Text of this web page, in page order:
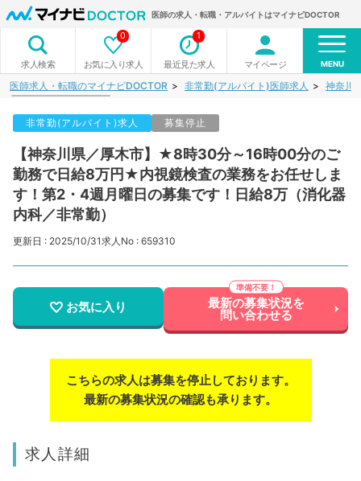
医師の求人・転職・アルバイトはマイナビDOCTOR
求人検索 お気に入り求人
0
最近見た求人
1
マイページ MENU
医師求人・転職のマイナビDOCTOR 非常勤(アルバイト)医師求人 神奈川
非常勤(アルバイト)求人 募集停止
【神奈川県／厚木市】★8時30分～16時00分のご
勤務で日給8万円★内視鏡検査の業務をお任せしま
す！第2・4週月曜日の募集です！日給8万（消化器
内科／非常勤）
更新日 : 2025/10/31求人No : 659310
お気に入り 最新の募集状況を
問い合わせる
こちらの求人は募集を停止しております。
最新の募集状況の確認も承ります。
求人詳細